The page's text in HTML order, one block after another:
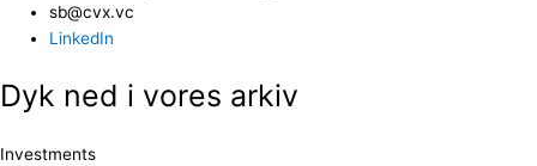
sb@cvx.vc​
LinkedIn
Dyk ned i vores arkiv
Investments